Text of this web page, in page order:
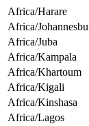
Africa/Harare
Africa/
Africa/Juba
Africa/Kampala
Africa/Khartoum
Africa/Kigali
Africa/Kinshasa
Africa/Lagos